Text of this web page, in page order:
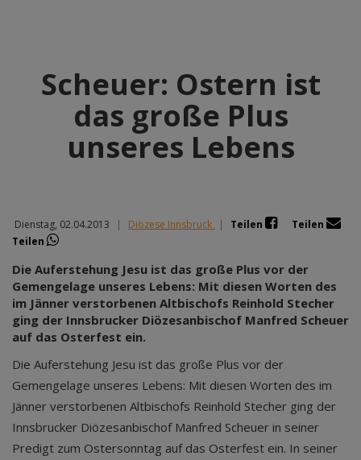
Scheuer: Ostern ist
das große Plus
unseres Lebens
Dienstag, 02.04.2013 | Diözese Innsbruck | Teilen
Teilen
Teilen
Die Auferstehung Jesu ist das große Plus vor der
Gemengelage unseres Lebens: Mit diesen Worten des
im Jänner verstorbenen Altbischofs Reinhold Stecher
ging der Innsbrucker Diözesanbischof Manfred Scheuer
auf das Osterfest ein.
Die Auferstehung Jesu ist das große Plus vor der
Gemengelage unseres Lebens: Mit diesen Worten des im
Jänner verstorbenen Altbischofs Reinhold Stecher ging der
Innsbrucker Diözesanbischof Manfred Scheuer in seiner
Predigt zum Ostersonntag auf das Osterfest ein. In seiner